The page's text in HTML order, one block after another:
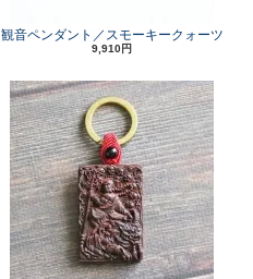
観音ペンダント／スモーキークォーツ
9,910円